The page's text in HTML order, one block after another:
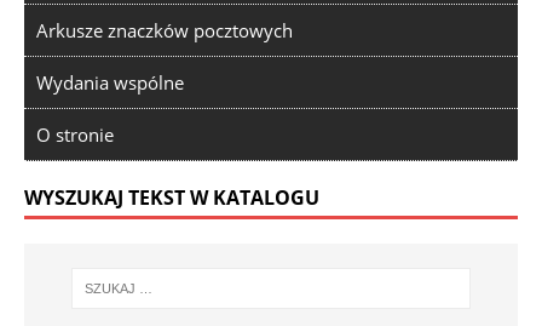
Arkusze znaczków pocztowych
Wydania wspólne
O stronie
WYSZUKAJ TEKST W KATALOGU